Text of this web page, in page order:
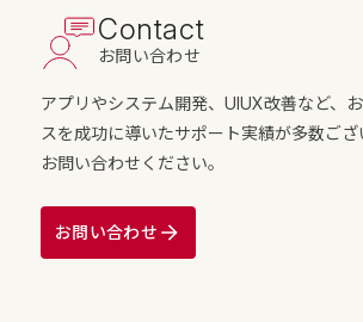
Contact
お問い合わせ
アプリやシステム開発、UIUX改善など、
スを成功に導いたサポート実績が多数ご
お問い合わせください。
お問い合わせ